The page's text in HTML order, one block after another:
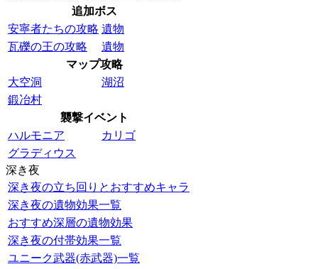
追加ボス
安寧者たちの攻略 遺物
瓦礫の王の攻略
遺物
マップ攻略
大空洞
湖沼
鍛冶村
襲撃イベント
ハルモニア
カリゴ
グラディウス
深き夜
深き夜の立ち回りとおすすめキャラ
深き夜の遺物効果一覧
おすすめ深層の遺物効果
深き夜の付帯効果一覧
ユニーク武器(赤武器)一覧